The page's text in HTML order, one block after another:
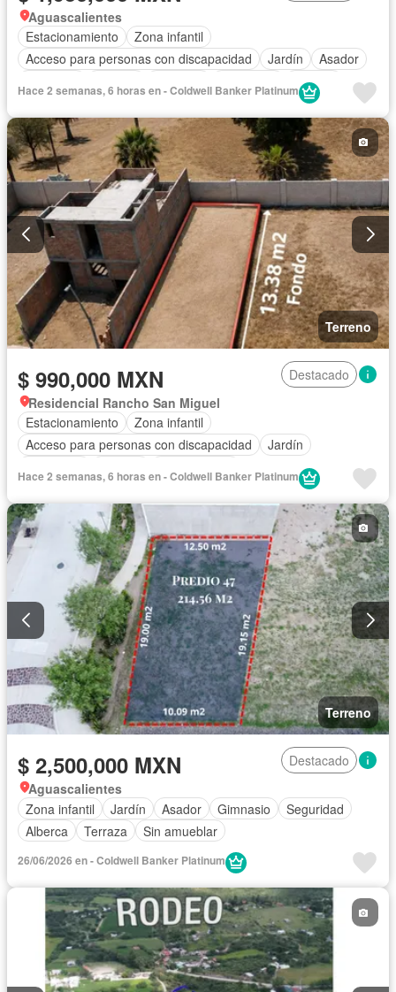
Aguascalientes
Estacionamiento
Zona infantil
Acceso para personas con discapacidad
Jardín
Asador
Alberca
Hace 2 semanas, 6 horas en - Coldwell Banker Platinum
Terreno
$ 990,000 MXN
Destacado
Residencial Rancho San Miguel
Estacionamiento
Zona infantil
Acceso para personas con discapacidad
Jardín
Hace 2 semanas, 6 horas en - Coldwell Banker Platinum
Terreno
$ 2,500,000 MXN
Destacado
Aguascalientes
Zona infantil
Jardín Asador Gimnasio
Seguridad
Alberca
Terraza Sin amueblar
26/06/2026 en - Coldwell Banker Platinum